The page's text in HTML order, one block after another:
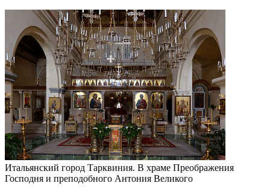
Итальянский город Тарквиния. В храме Преображения
Господня и преподобного Антония Великого